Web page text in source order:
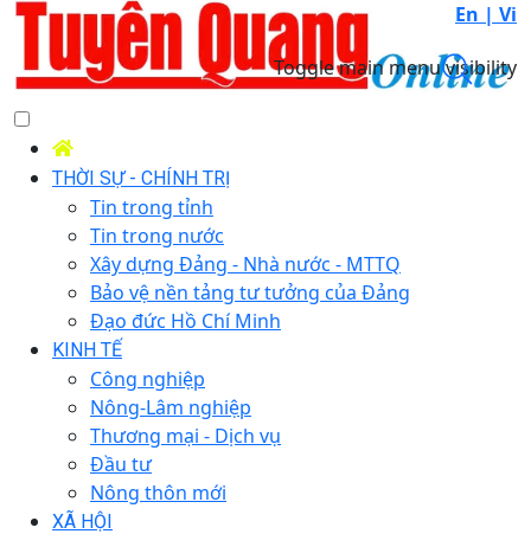
En | Vi
Toggle main menu visibility
THỜI SỰ - CHÍNH TRỊ
Tin trong tỉnh
Tin trong nước
Xây dựng Đảng - Nhà nước - MTTQ
Bảo vệ nền tảng tư tưởng của Đảng
Đạo đức Hồ Chí Minh
KINH TẾ
Công nghiệp
Nông-Lâm nghiệp
Thương mại - Dịch vụ
Đầu tư
Nông thôn mới
XÃ HỘI